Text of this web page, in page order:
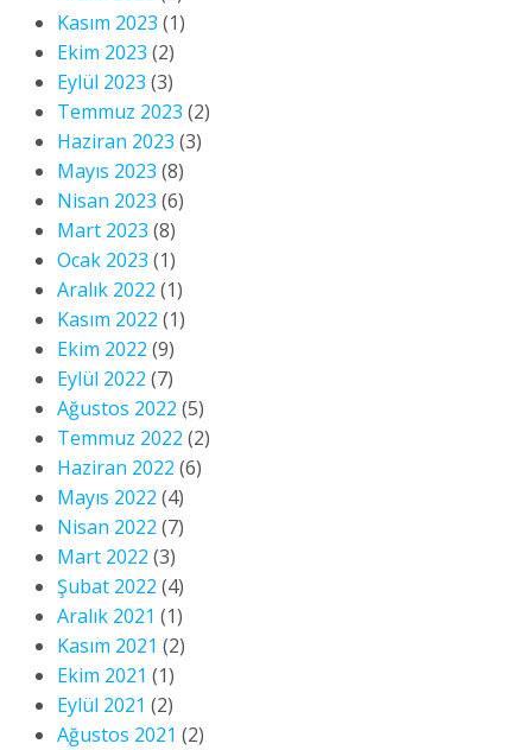
Kasım 2023 (1)
Ekim 2023 (2)
Eylül 2023 (3)
Temmuz 2023 (2)
Haziran 2023 (3)
Mayıs 2023 (8)
Nisan 2023 (6)
Mart 2023 (8)
Ocak 2023 (1)
Aralık 2022 (1)
Kasım 2022 (1)
Ekim 2022 (9)
Eylül 2022 (7)
Ağustos 2022 (5)
Temmuz 2022 (2)
Haziran 2022 (6)
Mayıs 2022 (4)
Nisan 2022 (7)
Mart 2022 (3)
Şubat 2022 (4)
Aralık 2021 (1)
Kasım 2021 (2)
Ekim 2021 (1)
Eylül 2021 (2)
Ağustos 2021 (2)